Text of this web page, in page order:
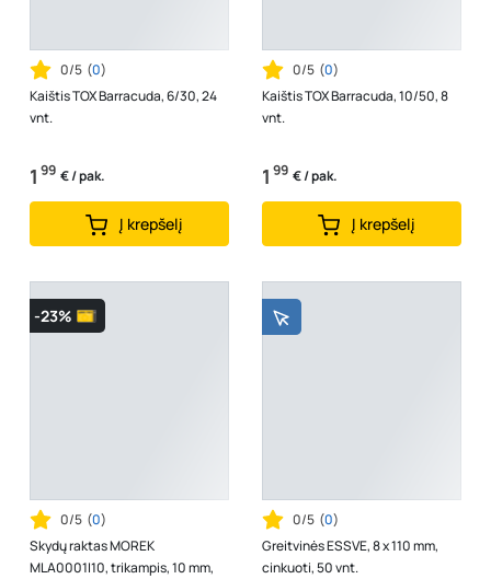
0/5 (0)
Kaištis TOX Barracuda, 6/30, 24
vnt.
1 99 € / pak.
Į krepšelį
0/5 (0)
Kaištis TOX Barracuda, 10/50, 8
vnt.
1 99 € / pak.
Į krepšelį
-23%
0/5 (0)
Skydų raktas MOREK
MLA0001I10, trikampis, 10 mm,
0/5 (0)
Greitvinės ESSVE, 8 x 110 mm,
cinkuoti, 50 vnt.